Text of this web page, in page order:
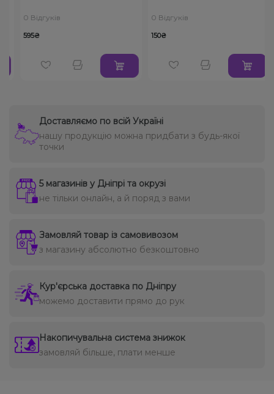
0 Відгуків
595₴
0 Відгуків
150₴
Доставляємо по всій Україні
нашу продукцію можна придбати з будь-якої
точки
5 магазинів у Дніпрі та окрузі
не тільки онлайн, а й поряд з вами
Замовляй товар із самовивозом
з магазину абсолютно безкоштовно
Кур'єрська доставка по Дніпру
можемо доставити прямо до рук
Накопичувальна система знижок
замовляй більше, плати менше